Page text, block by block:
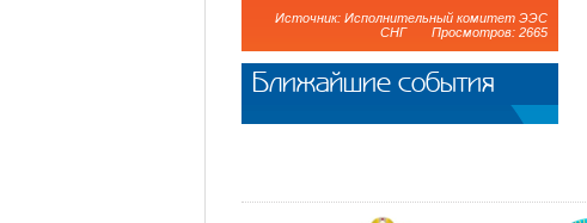
Источник: Исполнительный комитет ЭЭС
СНГ Просмотров: 2665
Ближайшие события